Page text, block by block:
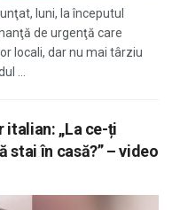
luni, la începutul
de urgenţă care
locali, dar nu mai târziu
...
italian: „La ce-ți
stai în casă?” – video